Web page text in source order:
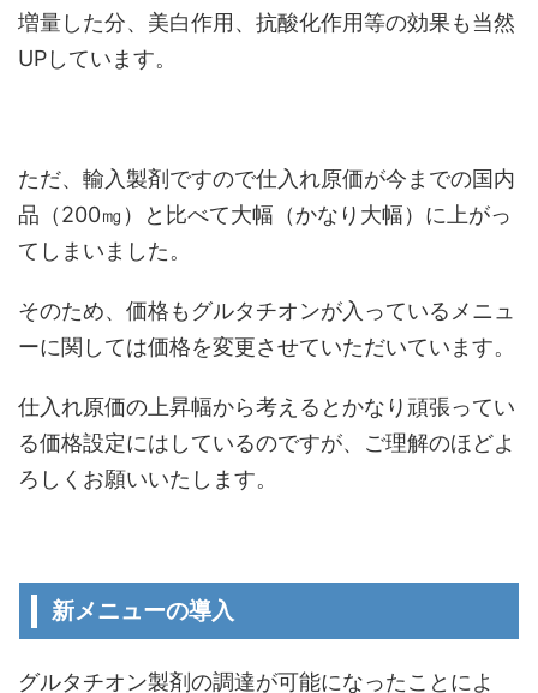
増量した分、美白作用、抗酸化作用等の効果も当然
UPしています。
ただ、輸入製剤ですので仕入れ原価が今までの国内
品（200㎎）と比べて大幅（かなり大幅）に上がっ
てしまいました。
そのため、価格もグルタチオンが入っているメニュ
ーに関しては価格を変更させていただいています。
仕入れ原価の上昇幅から考えるとかなり頑張ってい
る価格設定にはしているのですが、ご理解のほどよ
ろしくお願いいたします。
新メニューの導入
グルタチオン製剤の調達が可能になったことによ